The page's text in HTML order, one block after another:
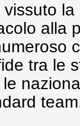
alla
tra le